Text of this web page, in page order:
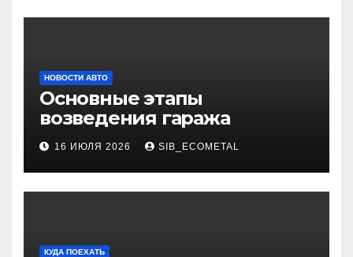
НОВОСТИ АВТО
Основные этапы
возведения гаража
16 ИЮЛЯ 2026 SIB_ECOMETAL
КУДА ПОЕХАТЬ